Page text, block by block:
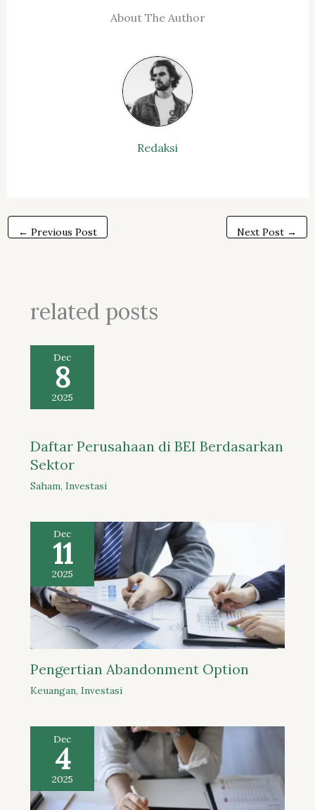
About The Author
Redaksi
← Previous Post Next Post →
related posts
Dec
8
2025
Daftar Perusahaan di BEI Berdasarkan
Sektor
Saham, Investasi
Dec
11
2025
Pengertian Abandonment Option
Keuangan, Investasi
Dec
4
2025